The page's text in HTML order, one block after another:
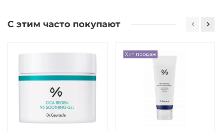
С этим часто покупают
Хит продаж